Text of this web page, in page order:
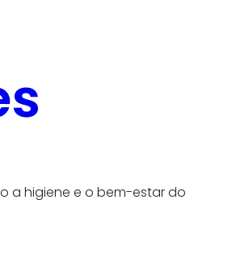
a higiene e o bem-estar do